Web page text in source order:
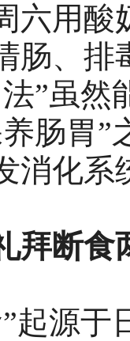
六用酸
肠、排
”虽
肠胃
消化系
拜断食
源于